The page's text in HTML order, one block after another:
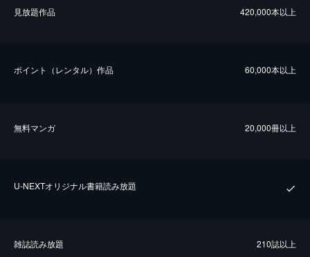
⾒放題作品 420,000本以上
ポイント（レンタル）作品 60,000本以上
無料マンガ 20,000冊以上
U-NEXTオリジナル書籍読み放題
雑誌読み放題 210誌以上